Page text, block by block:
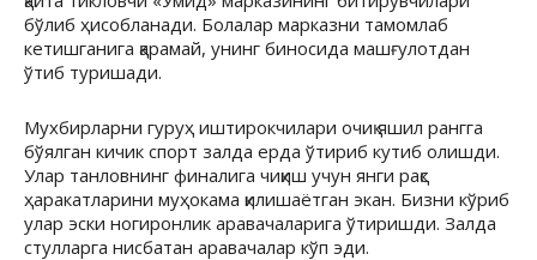
бўлиб ҳисобланади. Болалар марказни тамомлаб
кетишганига қарамай, унинг биносида машғулотдан
ўтиб туришади.
Мухбирларни гуруҳ иштирокчилари очиқ яшил рангга
бўялган кичик спорт залда ерда ўтириб кутиб олишди.
Улар танловнинг финалига чиқиш учун янги рақс
ҳаракатларини муҳокама қилишаётган экан. Бизни кўриб
улар эски ногиронлик аравачаларига ўтиришди. Залда
стулларга нисбатан аравачалар кўп эди.